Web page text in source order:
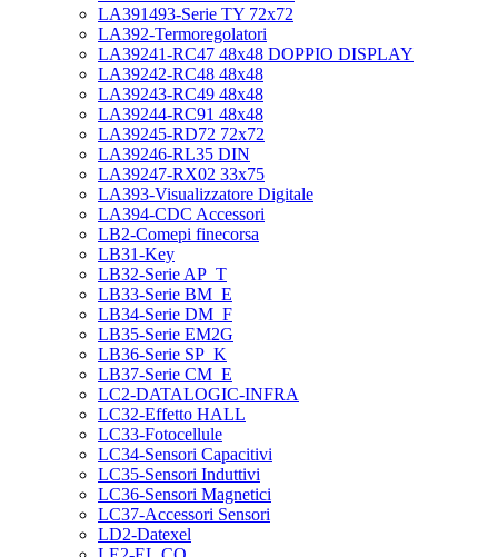
LA391493-Serie TY 72x72
LA392-Termoregolatori
LA39241-RC47 48x48 DOPPIO DISPLAY
LA39242-RC48 48x48
LA39243-RC49 48x48
LA39244-RC91 48x48
LA39245-RD72 72x72
LA39246-RL35 DIN
LA39247-RX02 33x75
LA393-Visualizzatore Digitale
LA394-CDC Accessori
LB2-Comepi finecorsa
LB31-Key
LB32-Serie AP_T
LB33-Serie BM_E
LB34-Serie DM_F
LB35-Serie EM2G
LB36-Serie SP_K
LB37-Serie CM_E
LC2-DATALOGIC-INFRA
LC32-Effetto HALL
LC33-Fotocellule
LC34-Sensori Capacitivi
LC35-Sensori Induttivi
LC36-Sensori Magnetici
LC37-Accessori Sensori
LD2-Datexel